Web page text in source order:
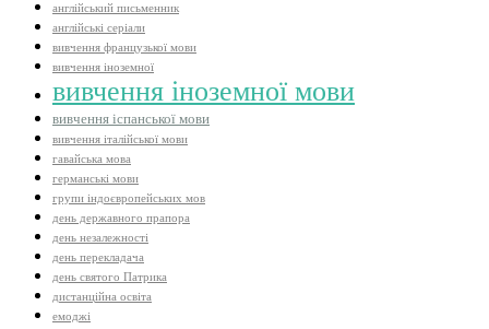
англійський письменник
англійські серіали
вивчення французької мови
вивчення іноземної
вивчення іноземної мови
вивчення іспанської мови
вивчення італійської мови
гавайська мова
германські мови
групи індоєвропейських мов
день державного прапора
день незалежності
день перекладача
день святого Патрика
дистанційна освіта
емоджі